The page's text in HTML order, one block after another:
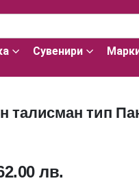
Сувенири
талисман тип
лв.